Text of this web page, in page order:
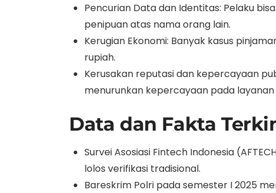
Pencurian Data dan Identitas: Pelaku
penipuan atas nama orang lain.
Kerugian Ekonomi: Banyak kasus
rupiah.
Kerusakan reputasi dan kepercayaan
menurunkan kepercayaan pada layanan
Data dan Fakta
Survei Asosiasi Fintech Indonesia
lolos verifikasi tradisional.
Bareskrim Polri pada semester I 2025